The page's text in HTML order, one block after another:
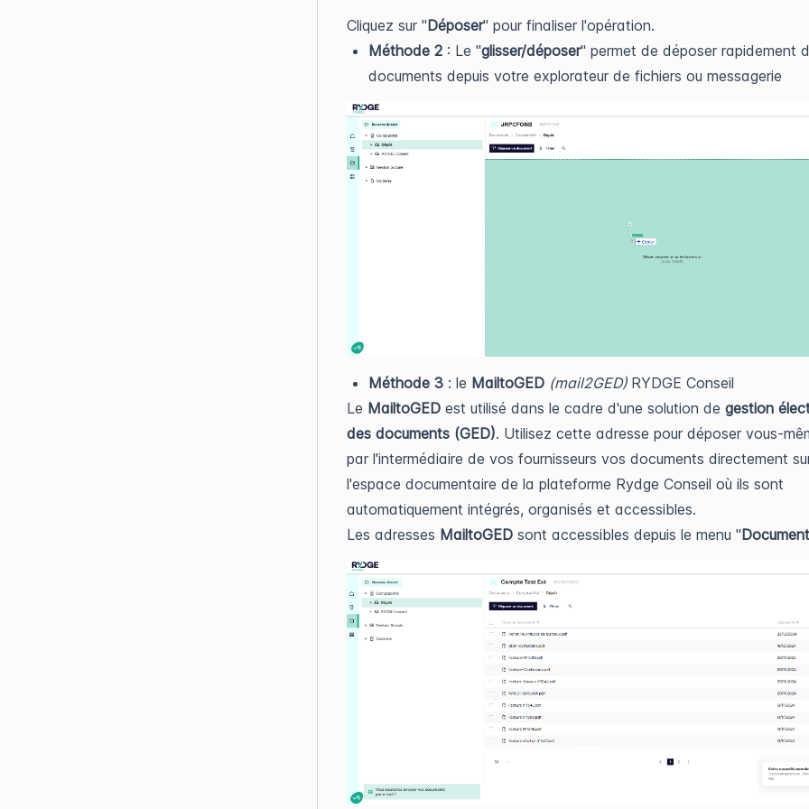
Cliquez sur "Déposer" pour finaliser l'opération.
Méthode 2 : Le "glisser/déposer" permet de déposer rapidement
documents depuis votre explorateur de fichiers ou messagerie
Méthode 3 : le MailtoGED (mail2GED) RYDGE Conseil
Le MailtoGED est utilisé dans le cadre d'une solution de gestion
des documents (GED). Utilisez cette adresse pour déposer vous-
par l'intermédiaire de vos fournisseurs vos documents directement
l'espace documentaire de la plateforme Rydge Conseil où ils sont
automatiquement intégrés, organisés et accessibles.
Les adresses MailtoGED sont accessibles depuis le menu "